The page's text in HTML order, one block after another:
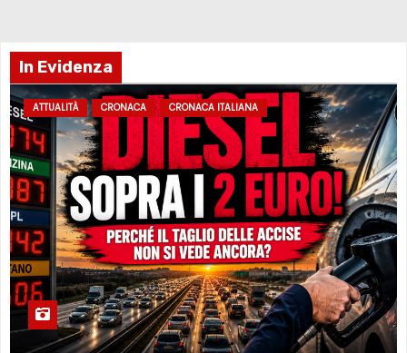
In Evidenza
ATTUALITÀ CRONACA CRONACA ITALIANA